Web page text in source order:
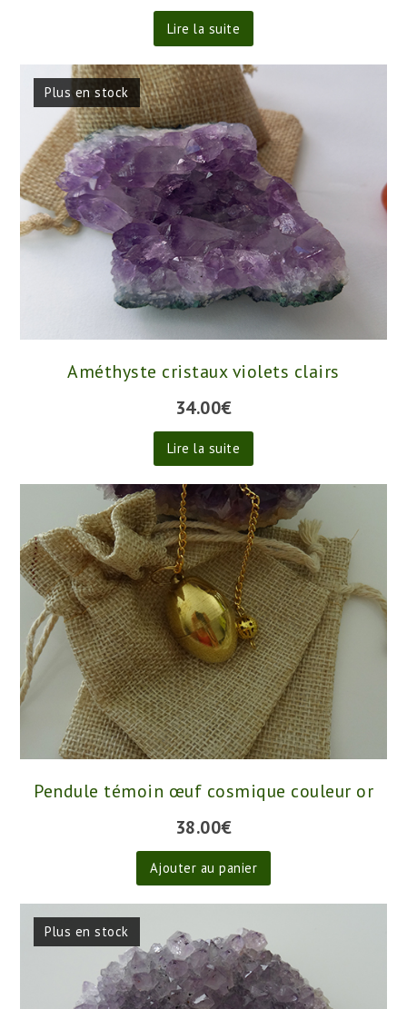
Lire la suite
Plus en stock
Améthyste cristaux violets clairs
34.00€
Lire la suite
Pendule témoin œuf cosmique couleur or
38.00€
Ajouter au panier
Plus en stock